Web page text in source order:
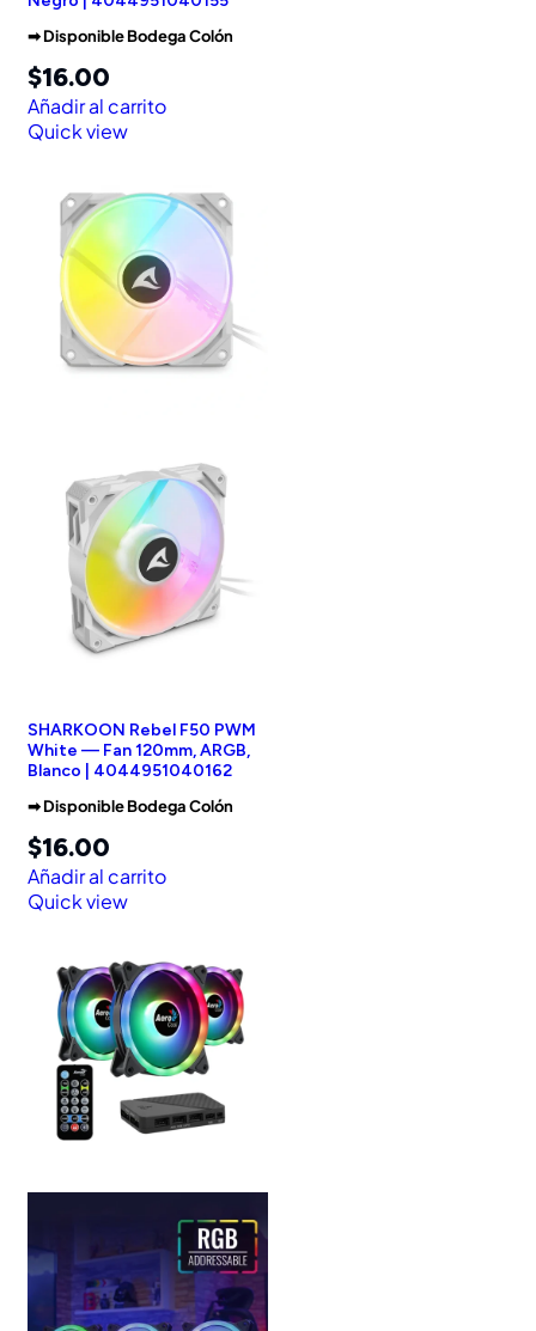
➡︎ Disponible Bodega Colón
$16.00
Añadir al carrito
Quick view
SHARKOON Rebel F50 PWM
White — Fan 120mm, ARGB,
Blanco | 4044951040162
➡︎ Disponible Bodega Colón
$16.00
Añadir al carrito
Quick view